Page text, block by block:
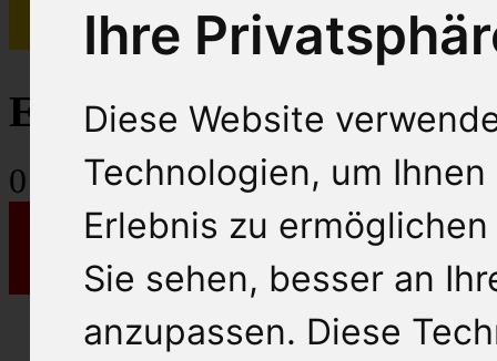
Ihre
Diese Website
Technologien, um
Erlebnis zu
Sie sehen, besser an
anzupassen. Diese
(0)
Einkaufs Wagen
0 Artikel